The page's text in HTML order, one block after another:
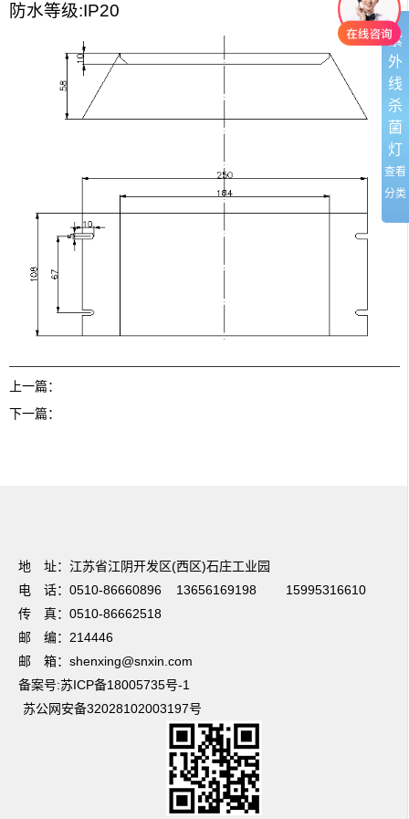
紫
外
线
杀
菌
灯
查看
分类
防水等级:IP20
上一篇：
下一篇：
地 址：江苏省江阴开发区(西区)石庄工业园
电 话：0510-86660896 13656169198 15995316610
传 真：0510-86662518
邮 编：214446
邮 箱：shenxing@snxin.com
备案号:苏ICP备18005735号-1
苏公网安备32028102003197号